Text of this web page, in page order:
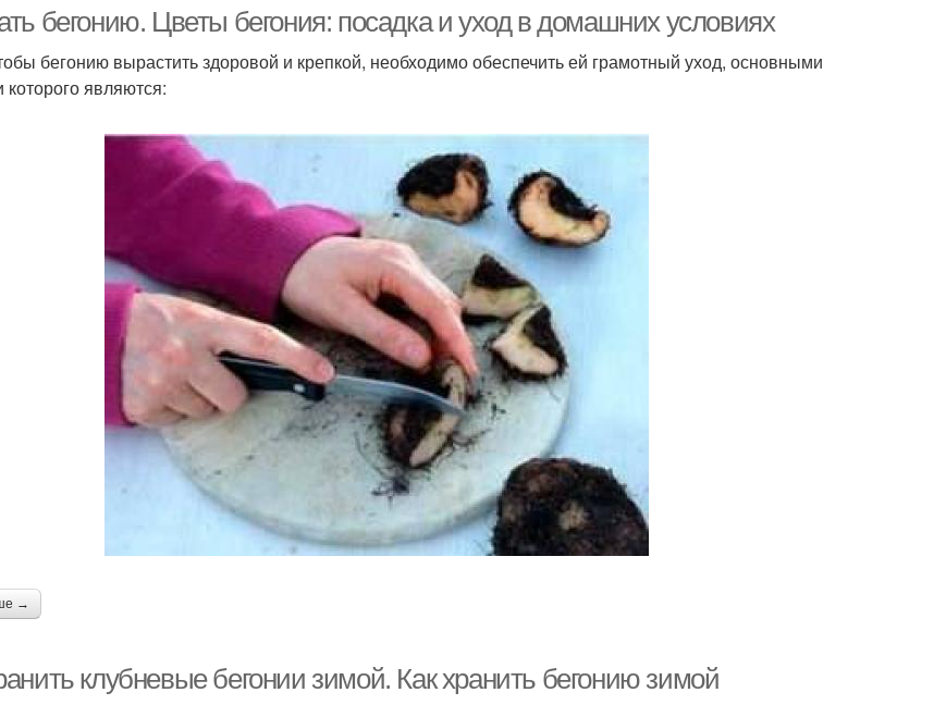
условиях
бегонию. Цветы бегония: посадка и уход в домашних условиях
бегонию вырастить здоровой и крепкой, необходимо обеспечить ей грамотный уход, основными
которого являются:
→
клубневые бегонии зимой. Как хранить бегонию зимой